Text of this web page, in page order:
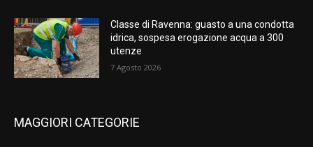
Classe di Ravenna: guasto a una condotta
idrica, sospesa erogazione acqua a 300
utenze
7 Agosto 2026
MAGGIORI CATEGORIE